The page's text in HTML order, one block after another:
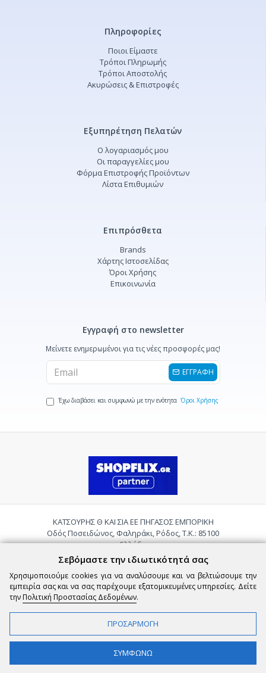
Πληροφορίες
Ποιοι Είμαστε
Τρόποι Πληρωμής
Τρόποι Αποστολής
Ακυρώσεις & Επιστροφές
Εξυπηρέτηση Πελατών
Ο λογαριασμός μου
Οι παραγγελίες μου
Φόρμα Επιστροφής Προϊόντων
Λίστα Επιθυμιών
Επιπρόσθετα
Brands
Χάρτης Ιστοσελίδας
Όροι Χρήσης
Επικοινωνία
Εγγραφή στο newsletter
Μείνετε ενημερωμένοι για τις νέες προσφορές μας!
ΕΓΓΡΑΦΗ
Έχω διαβάσει και συμφωνώ με την ενότητα Όροι Χρήσης
ΚΑΤΣΟΥΡΗΣ Θ ΚΑΙ ΣΙΑ ΕΕ ΠΗΓΑΣΟΣ ΕΜΠΟΡΙΚΗ
Οδός Ποσειδώνος, Φαληράκι, Ρόδος, Τ.Κ.: 85100
Ελλάδα
Τηλ.:2241085059
Email:
pigasosemporiki@gmail.com
Σεβόμαστε την ιδιωτικότητά σας
Χρησιμοποιούμε cookies για να αναλύσουμε και να βελτιώσουμε την
εμπειρία σας και να σας παρέχουμε εξατομικευμένες υπηρεσίες. Δείτε
την Πολιτική Προστασίας Δεδομένων.
ΠΡΟΣΑΡΜΟΓΗ
ΣΥΜΦΩΝΩ